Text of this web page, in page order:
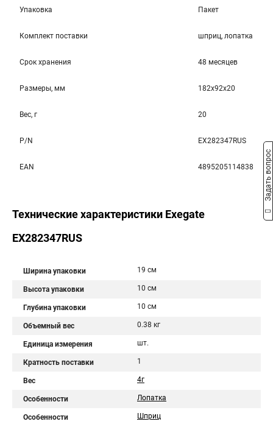
Упаковка Пакет
Комплект поставки шприц, лопатка
Срок хранения 48 месяцев
Размеры, мм 182x92x20
Вес, г 20
P/N EX282347RUS
EAN 4895205114838
Технические характеристики Exegate
EX282347RUS
Ширина упаковки 19 см
Высота упаковки 10 см
Глубина упаковки 10 см
Объемный вес 0.38 кг
Единица измерения шт.
Кратность поставки 1
Вес 4г
Особенности Лопатка
Особенности Шприц
Задать вопрос